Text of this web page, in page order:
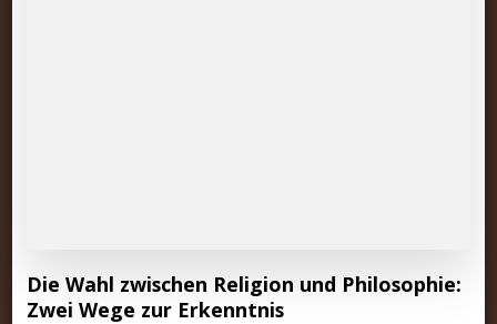
Die Wahl zwischen Religion und Philosophie:
Zwei Wege zur Erkenntnis